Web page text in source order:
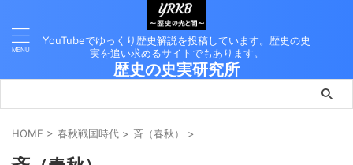
YouTubeでゆっくり歴史解説を投稿しています。歴史の史
実を追い求めるサイトでもあります。
歴史の史実研究所
HOME > 春秋戦国時代 > 斉（春秋） >